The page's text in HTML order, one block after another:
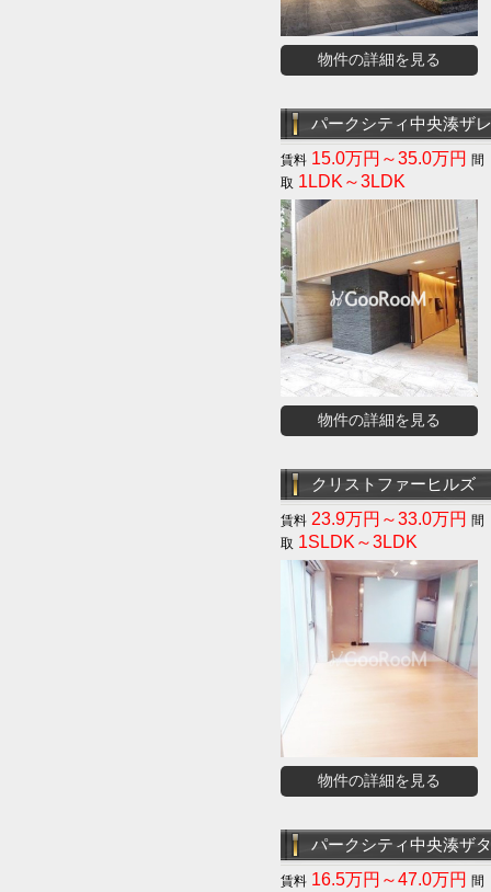
物件の詳細を見る
パークシティ中央湊ザ
15.0万円～35.0万円
1LDK～3LDK
物件の詳細を見る
クリストファーヒルズ
23.9万円～33.0万円
1SLDK～3LDK
物件の詳細を見る
パークシティ中央湊ザ
16.5万円～47.0万円